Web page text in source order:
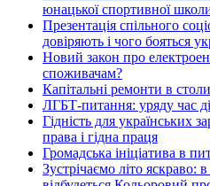
юнацької спортивної
Презентація спільного
довіряють і чого бояться
Новий закон про
споживачам?
Капітальні ремонти в
ЛГБТ-питання: уряду час
Гідність для українських
права і гідна праця
Громадська ініціатива в
Зустрічаємо літо яскраво: